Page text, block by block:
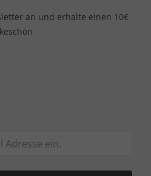
an und erhalte einen 10€